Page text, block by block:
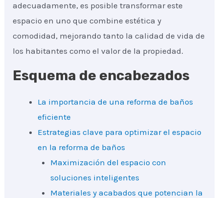
adecuadamente, es posible transformar este
espacio en uno que combine estética y
comodidad, mejorando tanto la calidad de vida de
los habitantes como el valor de la propiedad.
Esquema de encabezados
La importancia de una reforma de baños
eficiente
Estrategias clave para optimizar el espacio
en la reforma de baños
Maximización del espacio con
soluciones inteligentes
Materiales y acabados que potencian la